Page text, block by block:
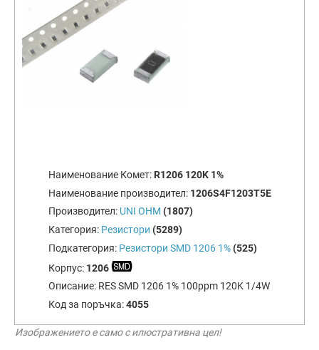
Наименование Комет: R1206 120K 1%
Наименование производител: 1206S4F1203T5E
Производител: UNI OHM (1807)
Категория: Резистори (5289)
Подкатегория: Резистори SMD 1206 1% (525)
Корпус: 1206
Описание: RES SMD 1206 1% 100ppm 120K 1/4W
Код за поръчка:4055
Изображението е само с илюстративна цел!